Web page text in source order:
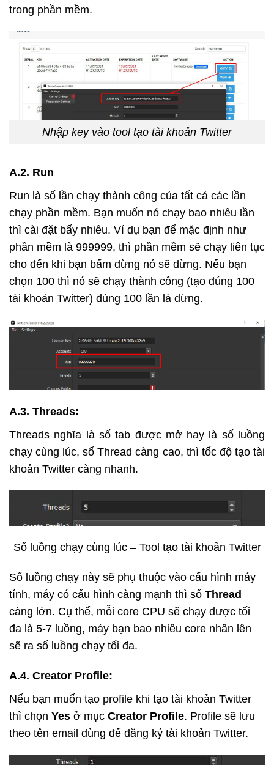
trong phần mềm.
Nhập key vào tool tạo tài khoản Twitter
A.2. Run
Run là số lần chạy thành công của tất cả các lần
chạy phần mềm. Bạn muốn nó chạy bao nhiêu lần
thì cài đặt bấy nhiêu. Ví dụ bạn để mặc định như
phần mềm là 999999, thì phần mềm sẽ chạy liên tục
cho đến khi bạn bấm dừng nó sẽ dừng. Nếu bạn
chọn 100 thì nó sẽ chạy thành công (tạo đúng 100
tài khoản Twitter) đúng 100 lần là dừng.
A.3. Threads:
Threads nghĩa là số tab được mở hay là số luồng
chạy cùng lúc, số Thread càng cao, thì tốc độ tạo tài
khoản Twitter càng nhanh.
Số luồng chạy cùng lúc – Tool tạo tài khoản Twitter
Số luồng chạy này sẽ phụ thuộc vào cấu hình máy
tính, máy có cấu hình càng mạnh thì số Thread
càng lớn. Cụ thể, mỗi core CPU sẽ chạy được tối
đa là 5-7 luồng, máy bạn bao nhiêu core nhân lên
sẽ ra số luồng chạy tối đa.
A.4. Creator Profile:
Nếu bạn muốn tạo profile khi tạo tài khoản Twitter
thì chọn Yes ở mục Creator Profile. Profile sẽ lưu
theo tên email dùng để đăng ký tài khoản Twitter.